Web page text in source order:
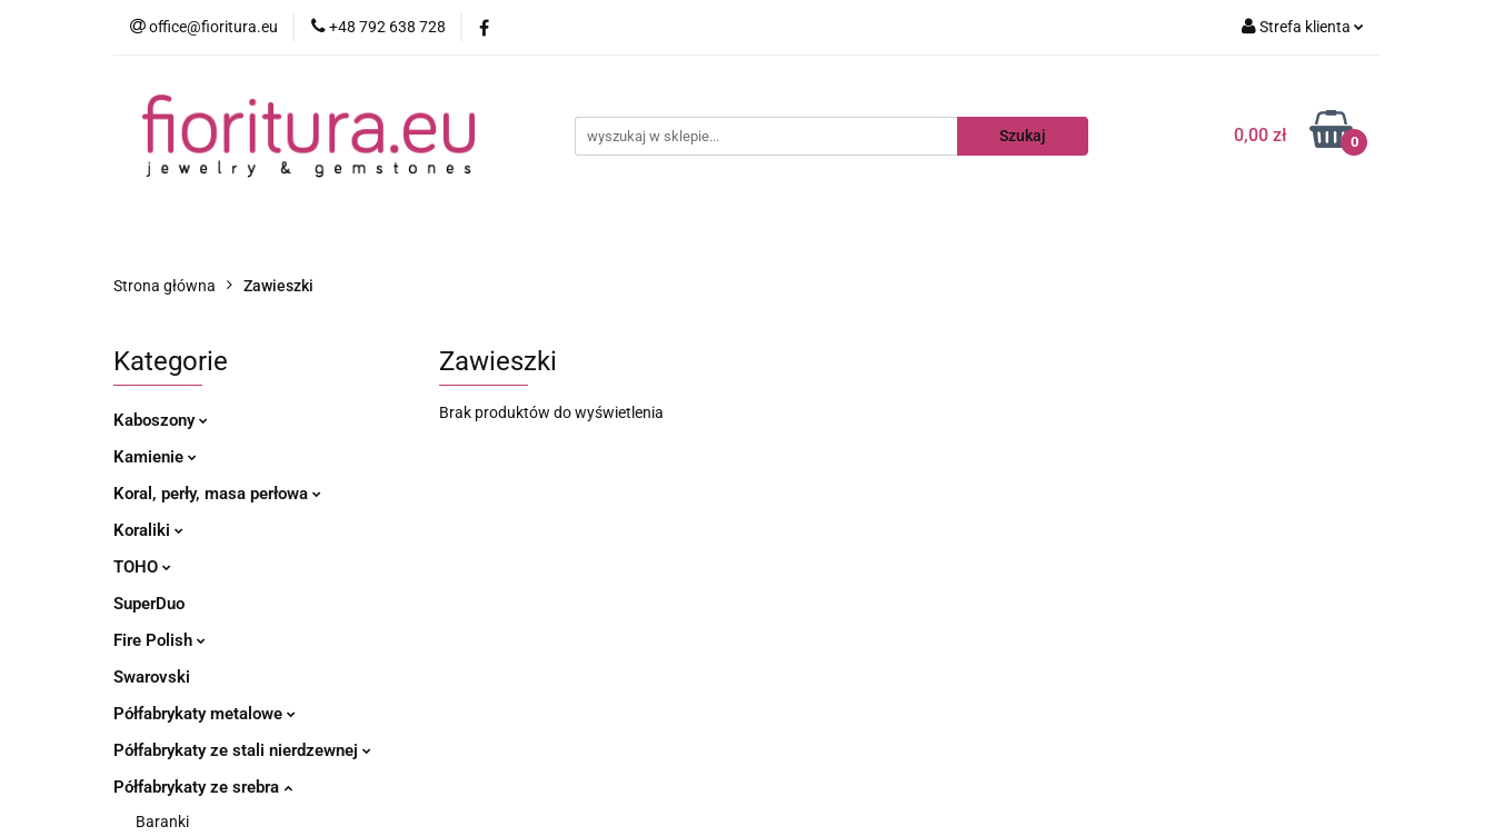
office@fioritura.eu +48 792 638 728 Strefa klienta
Zarejestruj się
Dodaj zgłoszenie
0,00 zł 0
Strona główna Zawieszki
Kategorie
Kaboszony
Kamienie
Koral, perły, masa perłowa
Koraliki
TOHO
SuperDuo
Fire Polish
Swarovski
Półfabrykaty metalowe
Półfabrykaty ze stali nierdzewnej
Półfabrykaty ze srebra
Baranki
Zawieszki
Brak produktów do wyświetlenia